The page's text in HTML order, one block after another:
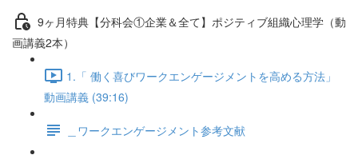
9ヶ月特典【分科会①企業＆全て】ポジティブ組織心理学（動
画講義2本）
1.「 働く喜びワークエンゲージメントを高める方法」
動画講義 (39:16)
＿ワークエンゲージメント参考文献